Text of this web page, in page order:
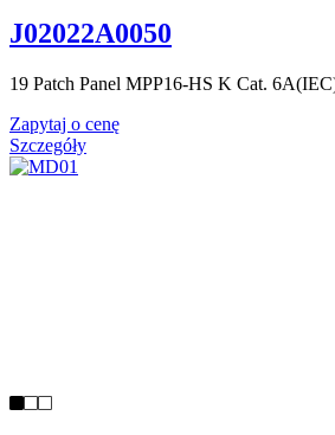
J02022A0050
19 Patch Panel MPP16-HS K Cat.
Zapytaj o cenę
Szczegóły